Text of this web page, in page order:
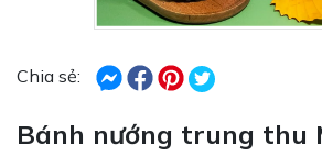
Chia sẻ:
Bánh nướng trung thu